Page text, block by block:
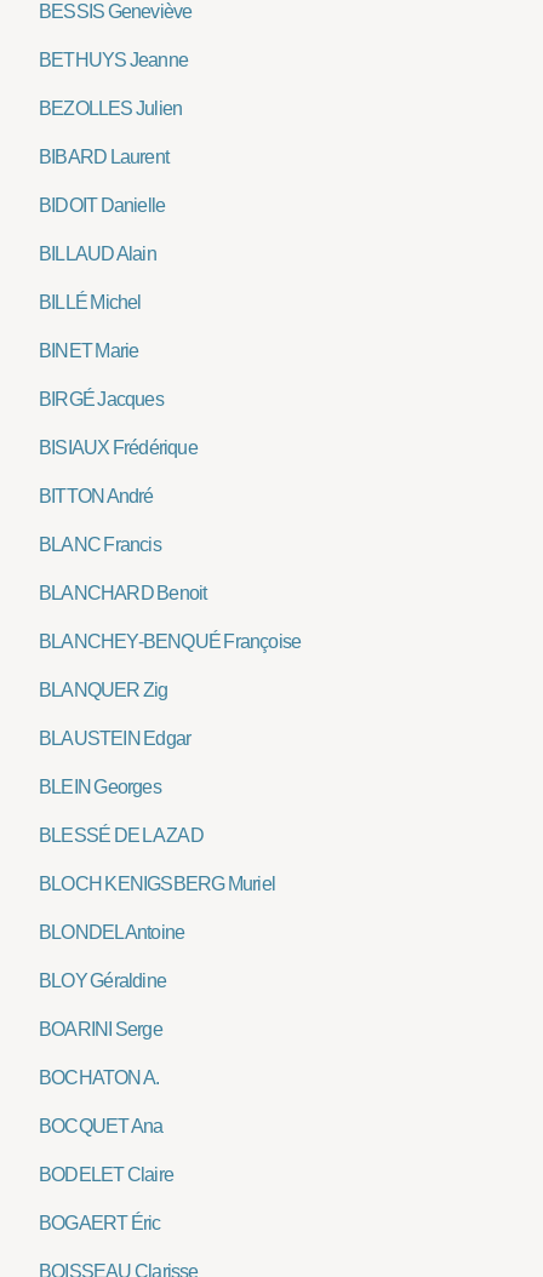
BESSIS Geneviève
BETHUYS Jeanne
BEZOLLES Julien
BIBARD Laurent
BIDOIT Danielle
BILLAUD Alain
BILLÉ Michel
BINET Marie
BIRGÉ Jacques
BISIAUX Frédérique
BITTON André
BLANC Francis
BLANCHARD Benoit
BLANCHEY-BENQUÉ Françoise
BLANQUER Zig
BLAUSTEIN Edgar
BLEIN Georges
BLESSÉ DE LA ZAD
BLOCH KENIGSBERG Muriel
BLONDEL Antoine
BLOY Géraldine
BOARINI Serge
BOCHATON A.
BOCQUET Ana
BODELET Claire
BOGAERT Éric
BOISSEAU Clarisse